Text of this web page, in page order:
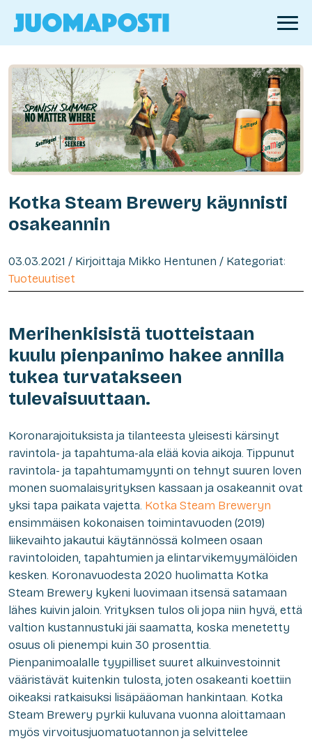
Kotka Steam Brewery käynnisti
osakeannin
03.03.2021 / Kirjoittaja Mikko Hentunen / Kategoriat:
Tuoteuutiset
Merihenkisistä tuotteistaan
kuulu pienpanimo hakee annilla
tukea turvatakseen
tulevaisuuttaan.
Koronarajoituksista ja tilanteesta yleisesti kärsinyt
ravintola- ja tapahtuma-ala elää kovia aikoja. Tippunut
ravintola- ja tapahtumamyynti on tehnyt suuren loven
monen suomalaisyrityksen kassaan ja osakeannit ovat
yksi tapa paikata vajetta. Kotka Steam Breweryn
ensimmäisen kokonaisen toimintavuoden (2019)
liikevaihto jakautui käytännössä kolmeen osaan
ravintoloiden, tapahtumien ja elintarvikemyymälöiden
kesken. Koronavuodesta 2020 huolimatta Kotka
Steam Brewery kykeni luovimaan itsensä satamaan
lähes kuivin jaloin. Yrityksen tulos oli jopa niin hyvä, että
valtion kustannustuki jäi saamatta, koska menetetty
osuus oli pienempi kuin 30 prosenttia.
Pienpanimoalalle tyypilliset suuret alkuinvestoinnit
vääristävät kuitenkin tulosta, joten osakeanti koettiin
oikeaksi ratkaisuksi lisäpääoman hankintaan. Kotka
Steam Brewery pyrkii kuluvana vuonna aloittamaan
myös virvoitusjuomatuotannon ja selvittelee